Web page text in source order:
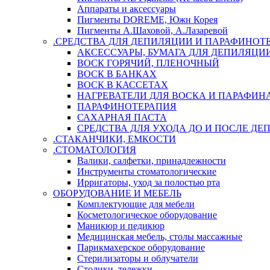
Аппараты и аксессуары
Пигменты DOREME, Южн Корея
Пигменты А.Шаховой, А.Лазаревой
.СРЕДСТВА ДЛЯ ДЕПИЛЯЦИИ И
АКСЕССУАРЫ, БУМАГА ДЛЯ
ВОСК ГОРЯЧИЙ, ПЛЕНОЧНЫЙ
ВОСК В БАНКАХ
ВОСК В КАССЕТАХ
НАГРЕВАТЕЛИ ДЛЯ ВОСКА И
ПАРАФИНОТЕРАПИЯ
САХАРНАЯ ПАСТА
СРЕДСТВА ДЛЯ УХОДА ДО И ПОСЛЕ
.СТАКАНЧИКИ, ЕМКОСТИ
.СТОМАТОЛОГИЯ
Валики, салфетки, принадлежности
Инструменты стоматологические
Ирригаторы, уход за полостью рта
ОБОРУДОВАНИЕ И МЕБЕЛЬ
Комплектующие для мебели
Косметологическое оборудование
Маникюр и педикюр
Медицинская мебель, столы массажные
Парикмахерское оборудование
Стерилизаторы и облучатели